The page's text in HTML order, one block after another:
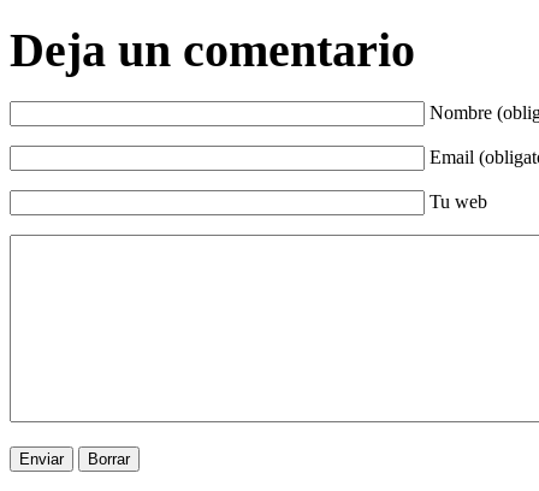
Deja un comentario
Nombre
Email
Tu web